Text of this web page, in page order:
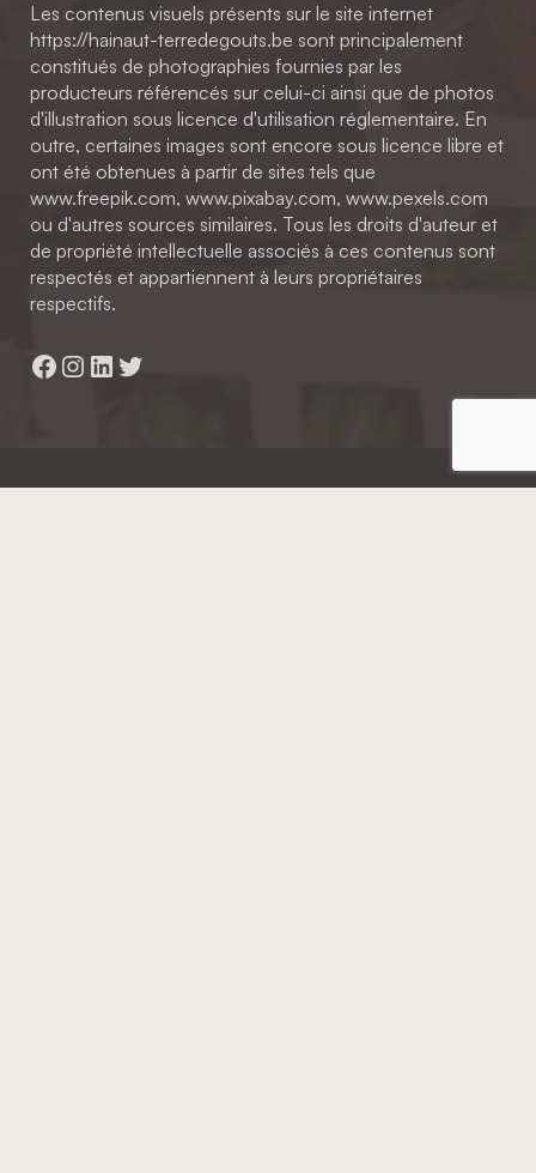
Les contenus visuels présents sur le site internet
https://hainaut-terredegouts.be sont principalement
constitués de photographies fournies par les
producteurs référencés sur celui-ci ainsi que de photos
d'illustration sous licence d'utilisation réglementaire. En
outre, certaines images sont encore sous licence libre et
ont été obtenues à partir de sites tels que
www.freepik.com, www.pixabay.com, www.pexels.com
ou d'autres sources similaires. Tous les droits d'auteur et
de propriété intellectuelle associés à ces contenus sont
respectés et appartiennent à leurs propriétaires
respectifs.
Facebook
Instagram
LinkedIn
Twitter